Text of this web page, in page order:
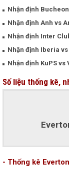
Nhận định Bucheon
Nhận định Anh vs
Nhận định Inter
Nhận định Iberia
Nhận định KuPS vs
Số liệu thống kê,
- Thống kê